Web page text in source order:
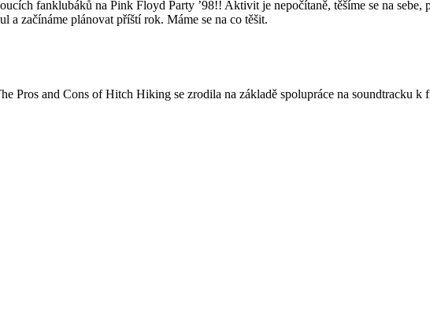
fanklubáků na Pink Floyd Party ’98!! Aktivit je nepočítaně, těšíme se na
a začínáme plánovat příští rok. Máme se na co těšit.
Pros and Cons of Hitch Hiking se zrodila na základě spolupráce na soundtracku